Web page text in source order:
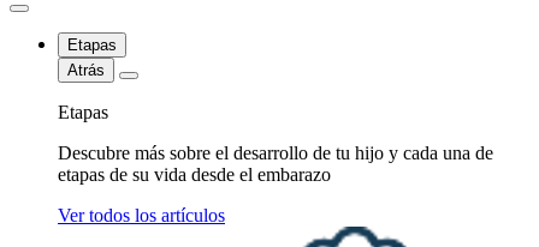
Etapas
Atrás
Etapas
Descubre más sobre el desarrollo de tu hijo y cada una de
etapas de su vida desde el embarazo
Ver todos los artículos